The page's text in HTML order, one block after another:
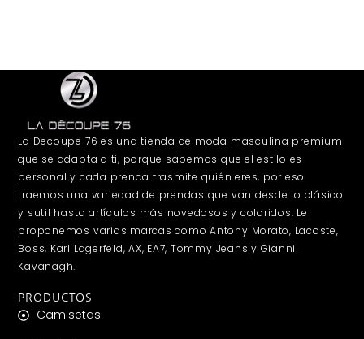
La Decoupe 76 es una tienda de moda masculina premium
que se adapta a ti, porque sabemos que el estilo es
personal y cada prenda trasmite quién eres, por eso
traemos una variedad de prendas que van desde lo clásico
y sutil hasta artículos más novedosos y coloridos. Le
proponemos varias marcas como Antony Morato, Lacoste,
Boss, Karl Lagerfeld, AX, EA7, Tommy Jeans y Gianni
Kavanagh.
PRODUCTOS
Camisetas